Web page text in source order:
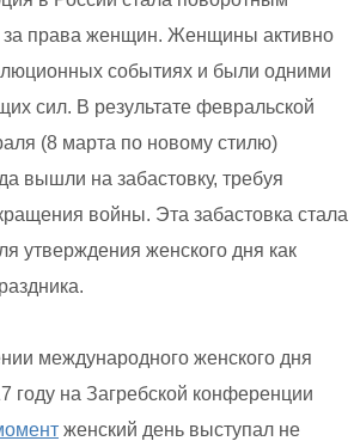
за права женщин. Женщины активно
событиях и были одними
сил. В результате февральской
(8 марта по новому стилю)
вышли на забастовку, требуя
войны. Эта забастовка стала
утверждения женского дня как
международного женского дня
году на Загребской конференции
женский день выступал не